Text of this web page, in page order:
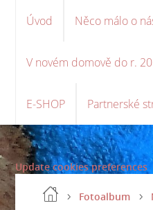
Úvod Něco málo o
V novém domově do r.
E-SHOP Partnerské
Update cookies preferences
Fotoalbum